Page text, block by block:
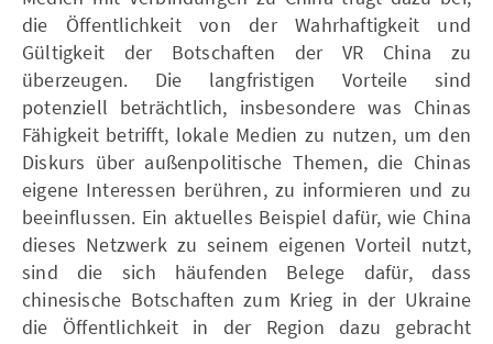
die Öffentlichkeit von der Wahrhaftigkeit und
Gültigkeit der Botschaften der VR China zu
überzeugen. Die langfristigen Vorteile sind
potenziell beträchtlich, insbesondere was Chinas
Fähigkeit betrifft, lokale Medien zu nutzen, um den
Diskurs über außenpolitische Themen, die Chinas
eigene Interessen berühren, zu informieren und zu
beeinflussen. Ein aktuelles Beispiel dafür, wie China
dieses Netzwerk zu seinem eigenen Vorteil nutzt,
sind die sich häufenden Belege dafür, dass
chinesische Botschaften zum Krieg in der Ukraine
die Öffentlichkeit in der Region dazu gebracht